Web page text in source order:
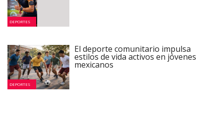
DEPORTES
DEPORTES
El deporte comunitario impulsa
estilos de vida activos en jóvenes
mexicanos